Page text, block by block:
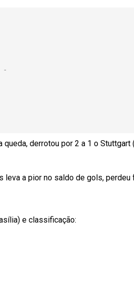
derrotou por 2 a 1 o Stuttgart
leva a pior no saldo de gols, perdeu
e classificação: